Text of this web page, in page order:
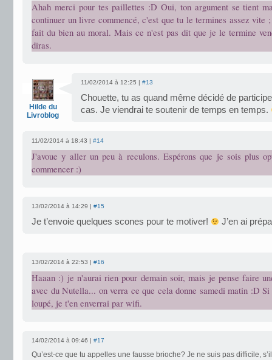
Ahah merci pour tes paillettes :D Oui, ton argument se tient
continuer un livre commencé, c'est que tu le termines assez vite
fait du bien au moral. Mais ce n'est pas dit que je le termine
diras.
Hilde du
Livroblog
11/02/2014 à 12:25 | #13
Chouette, tu as quand même décidé de
cas. Je viendrai te soutenir de temps en temps.
11/02/2014 à 18:43 | #14
J'avoue y aller un peu à reculons. Espérons que je sois plus
commencer :)
13/02/2014 à 14:29 | #15
Je t’envoie quelques scones pour te motiver! J’en ai
13/02/2014 à 22:53 | #16
Haaan :) je n'aurai rien pour demain soir, mais je pense faire
avec du Nutella... on verra ce que cela donne samedi matin :D
loupé, je t'en enverrai par wifi.
14/02/2014 à 09:46 | #17
Qu’est-ce que tu appelles une fausse brioche? Je ne suis pas difficile,